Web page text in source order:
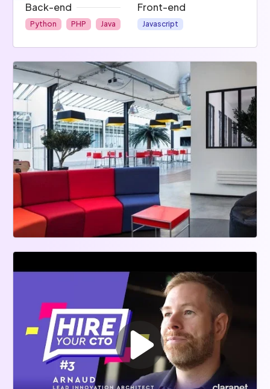
Back-end
Python PHP Java
Front-end
Javascript